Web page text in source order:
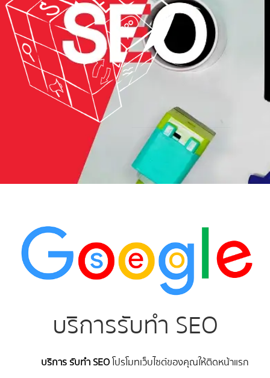
บริการรับทำ SEO
บริการ รับทำ SEOโปรโมทเว็บไซต์ของคุณให้ติดหน้าแรก